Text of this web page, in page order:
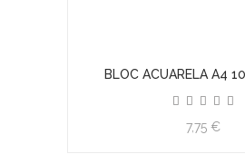
BLOC ACUARELA A4
7,75 €